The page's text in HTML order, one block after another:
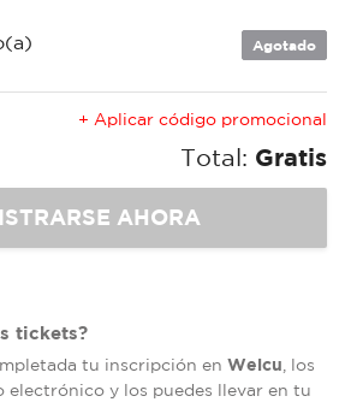
Agotado
+ Aplicar código promocional
Total: Gratis
tickets?
tu inscripción en Welcu , los
electrónico y los puedes llevar en tu